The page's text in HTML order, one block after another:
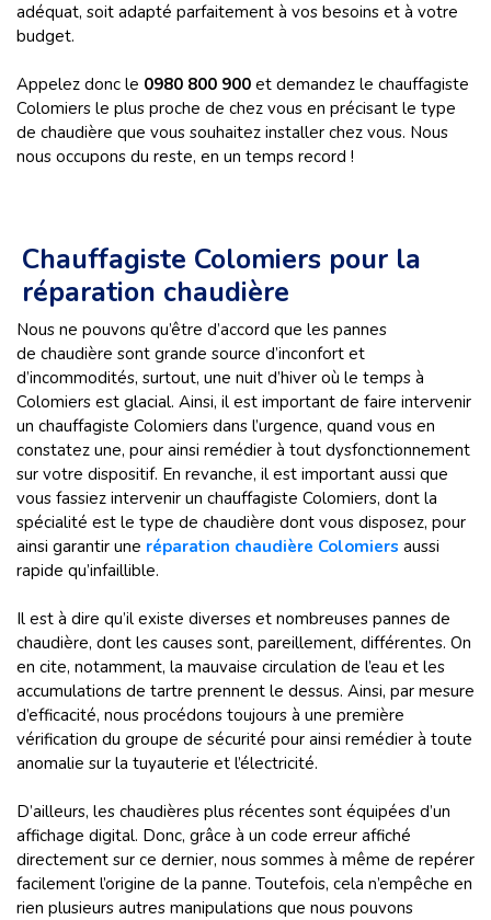
adéquat, soit adapté parfaitement à vos besoins et à votre
budget.
Appelez donc le 0980 800 900 et demandez le chauffagiste
Colomiers le plus proche de chez vous en précisant le type
de chaudière que vous souhaitez installer chez vous. Nous
nous occupons du reste, en un temps record !
Chauffagiste Colomiers pour la
réparation chaudière
Nous ne pouvons qu’être d’accord que les pannes
de chaudière sont grande source d’inconfort et
d’incommodités, surtout, une nuit d’hiver où le temps à
Colomiers est glacial. Ainsi, il est important de faire intervenir
un chauffagiste Colomiers dans l’urgence, quand vous en
constatez une, pour ainsi remédier à tout dysfonctionnement
sur votre dispositif. En revanche, il est important aussi que
vous fassiez intervenir un chauffagiste Colomiers, dont la
spécialité est le type de chaudière dont vous disposez, pour
ainsi garantir une réparation chaudière Colomiers aussi
rapide qu’infaillible.
Il est à dire qu’il existe diverses et nombreuses pannes de
chaudière, dont les causes sont, pareillement, différentes. On
en cite, notamment, la mauvaise circulation de l’eau et les
accumulations de tartre prennent le dessus. Ainsi, par mesure
d’efficacité, nous procédons toujours à une première
vérification du groupe de sécurité pour ainsi remédier à toute
anomalie sur la tuyauterie et l’électricité.
D’ailleurs, les chaudières plus récentes sont équipées d’un
affichage digital. Donc, grâce à un code erreur affiché
directement sur ce dernier, nous sommes à même de repérer
facilement l’origine de la panne. Toutefois, cela n’empêche en
rien plusieurs autres manipulations que nous pouvons